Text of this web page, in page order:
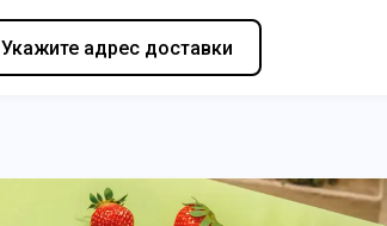
Укажите адрес доставки